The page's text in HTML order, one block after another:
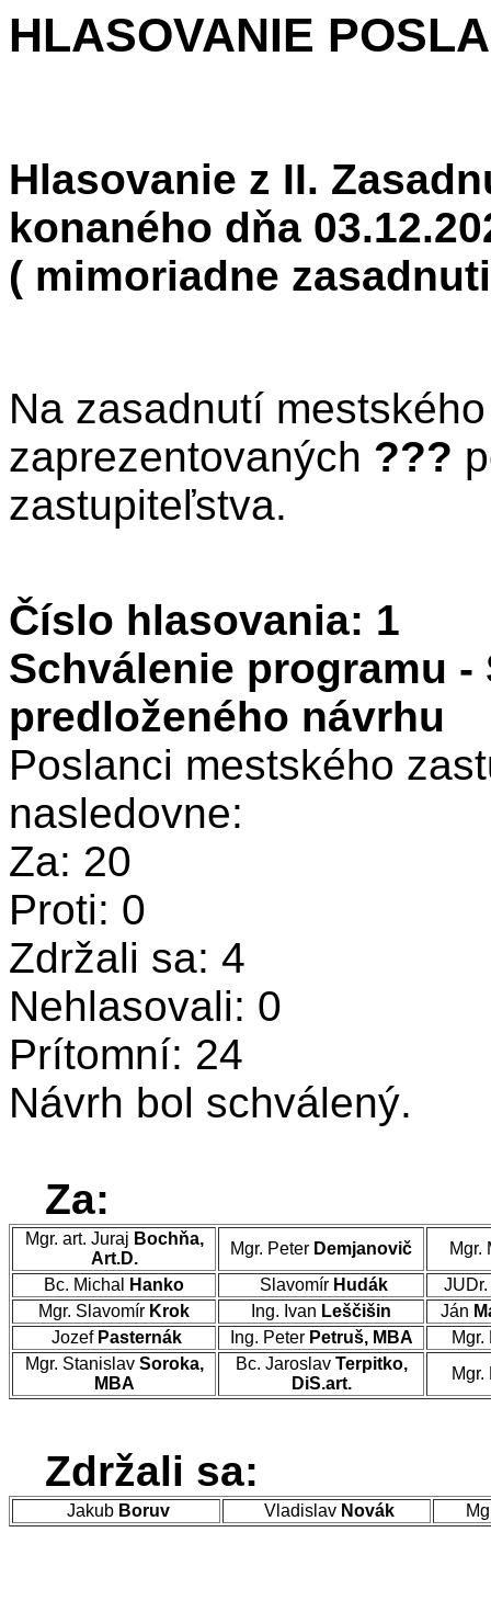
HLASOVANIE
Hlasovanie z II.
konaného dňa
( mimoriadne
Na zasadnutí
zaprezentovaných ???
zastupiteľstva.
Číslo hlasovania: 1
Schválenie programu
predloženého návrhu
Poslanci mestského
nasledovne:
Za: 20
Proti: 0
Zdržali sa: 4
Nehlasovali: 0
Prítomní: 24
Návrh bol schválený.
Za:
Mgr. art. Juraj Bochňa,
Art.D.
Mgr. Peter Demjanovič
Mgr.
Bc. Michal
Hanko Slavomír Hudák
Mgr. Slavomír Krok Ing. Ivan Leščišin Ján
Jozef Pasternák Ing. Peter Petruš, MBA
Mgr. Stanislav Soroka,
MBA
Bc. Jaroslav Terpitko,
DiS.art.
Zdržali sa:
Jakub Boruv Vladislav Novák